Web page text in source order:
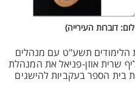
דוברות העירייה)
תשע"ט עם מנהלים
שרית אוזן-פניאל את המנהלת
בית הספר בעקביות להישגים